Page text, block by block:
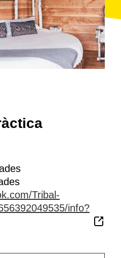
Tribal-
info?